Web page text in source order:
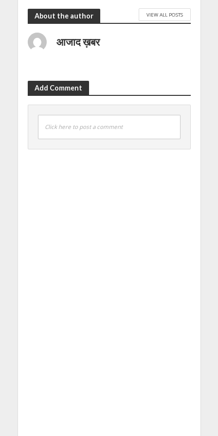
About the author VIEW ALL POSTS
आजाद ख़बर
Add Comment
Click here to post a comment